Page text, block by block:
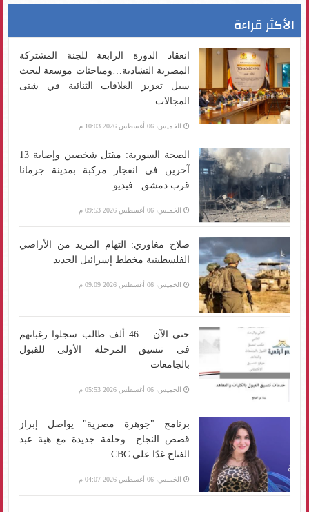
الأكثر قراءة
انعقاد الدورة الرابعة للجنة المشتركة
المصرية التشادية…ومباحثات موسعة لبحث
سبل تعزيز العلاقات الثنائية في شتى
المجالات
الخميس، 06 أغسطس 2026 10:03 م
الصحة السورية: مقتل شخصين وإصابة 13
آخرين فى انفجار مركبة بمدينة جرمانا
قرب دمشق.. فيديو
الخميس، 06 أغسطس 2026 09:53 م
صلاح مغاوري: التهام المزيد من الأراضي
الفلسطينية مخطط إسرائيل الجديد
الخميس، 06 أغسطس 2026 09:09 م
حتى الآن .. 46 ألف طالب سجلوا رغباتهم
فى تنسيق المرحلة الأولى للقبول
بالجامعات
الخميس، 06 أغسطس 2026 05:53 م
برنامج "جوهرة مصرية" يواصل إبراز
قصص النجاح.. وحلقة جديدة مع هبة عبد
الفتاح غدًا على CBC
الخميس، 06 أغسطس 2026 04:07 م